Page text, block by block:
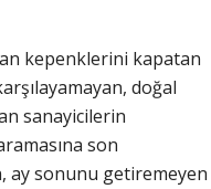
kepenklerini kapatan
doğal
sanayicilerin
son
ay sonunu getiremeyen